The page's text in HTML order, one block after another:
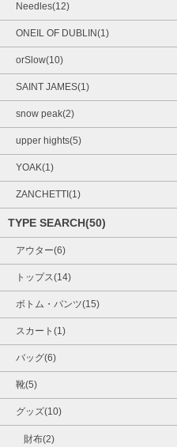
Needles(12)
ONEIL OF DUBLIN(1)
orSlow(10)
SAINT JAMES(1)
snow peak(2)
upper hights(5)
YOAK(1)
ZANCHETTI(1)
TYPE SEARCH(50)
アウター(6)
トップス(14)
ボトム・パンツ(15)
スカート(1)
バッグ(6)
靴(5)
グッズ(10)
財布(2)